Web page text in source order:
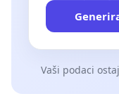
Vaši podaci